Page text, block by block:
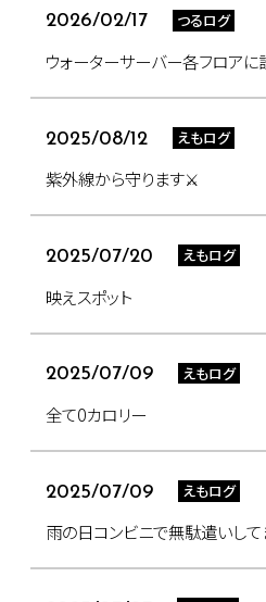
2026/02/17 つるログ
ウォーターサーバー各フロアに
2025/08/12 えもログ
紫外線から守ります⚔
2025/07/20 えもログ
映えスポット
2025/07/09 えもログ
全て0カロリー
2025/07/09 えもログ
雨の日コンビニで無駄遣いして